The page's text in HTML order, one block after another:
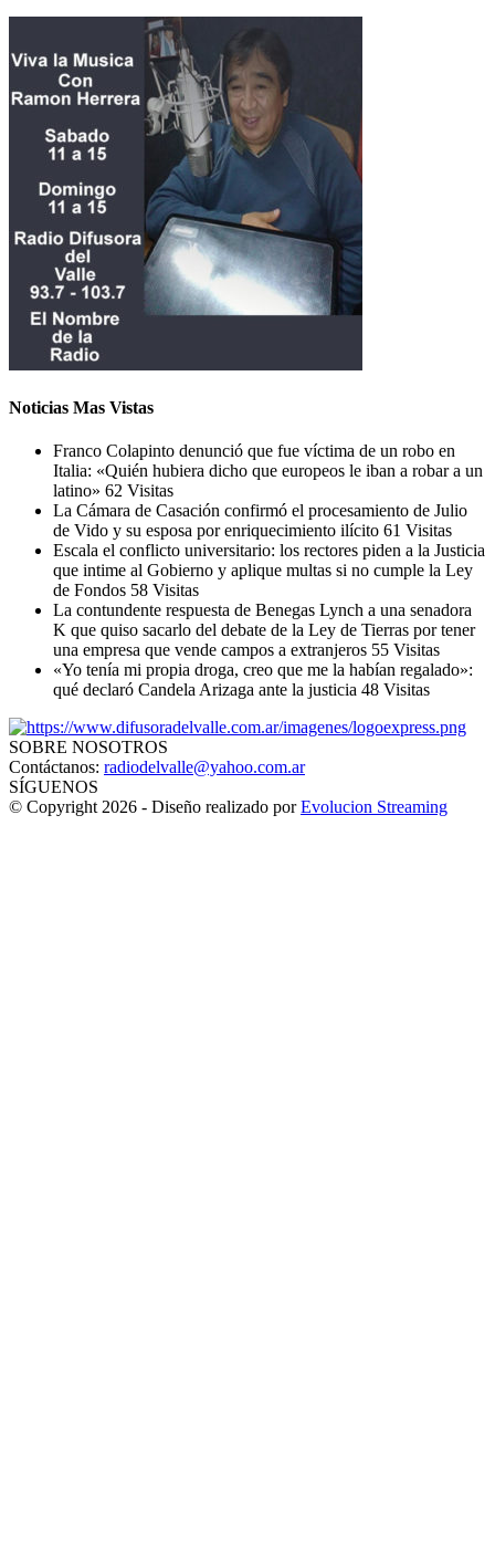
Noticias Mas Vistas
Franco Colapinto denunció que fue víctima de un robo en
Italia: «Quién hubiera dicho que europeos le iban a robar a un
latino» 62 Visitas
La Cámara de Casación confirmó el procesamiento de Julio
de Vido y su esposa por enriquecimiento ilícito 61 Visitas
Escala el conflicto universitario: los rectores piden a la Justicia
que intime al Gobierno y aplique multas si no cumple la Ley
de Fondos 58 Visitas
La contundente respuesta de Benegas Lynch a una senadora
K que quiso sacarlo del debate de la Ley de Tierras por tener
una empresa que vende campos a extranjeros 55 Visitas
«Yo tenía mi propia droga, creo que me la habían regalado»:
qué declaró Candela Arizaga ante la justicia 48 Visitas
SOBRE NOSOTROS
Contáctanos: radiodelvalle@yahoo.com.ar
SÍGUENOS
© Copyright 2026 - Diseño realizado porEvolucion Streaming